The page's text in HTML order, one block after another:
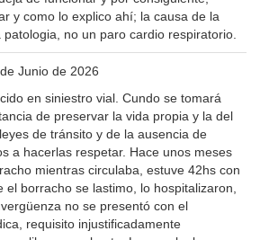
y como lo explico ahí; la causa de la
no un paro cardio respiratorio.
Junio de 2026
en siniestro vial. Cundo se tomará
de preservar la vida propia y la del
de tránsito y de la ausencia de
a hacerlas respetar. Hace unos meses
mientras circulaba, estuve 42hs con
borracho se lastimo, lo hospitalizaron,
no se presentó con el
requisito injustificadamente